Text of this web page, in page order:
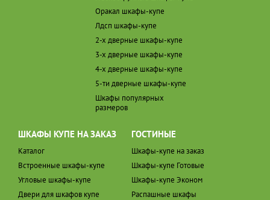
Оракал шкафы-купе
Лдсп шкафы-купе
2-х дверные шкафы-купе
3-х дверные шкафы-купе
4-х дверные шкафы-купе
5-ти дверные шкафы-купе
Шкафы популярных
размеров
ШКАФЫ КУПЕ НА ЗАКАЗ
Каталог
Встроенные шкафы-купе
Угловые шкафы-купе
Двери для шкафов купе
ГОСТИНЫЕ
Шкафы-купе на заказ
Шкафы-купе Готовые
Шкафы-купе Эконом
Распашные шкафы